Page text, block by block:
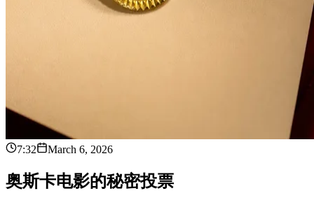
7:32 March 6, 2026
奥斯卡电影的秘密投票